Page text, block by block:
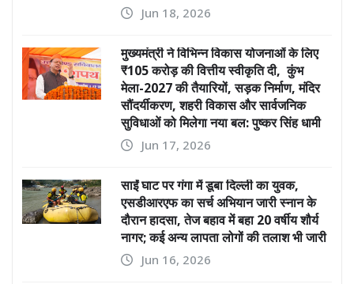
Jun 18, 2026
मुख्यमंत्री ने विभिन्न विकास योजनाओं के लिए
₹105 करोड़ की वित्तीय स्वीकृति दी, कुंभ
मेला-2027 की तैयारियों, सड़क निर्माण, मंदिर
सौंदर्यीकरण, शहरी विकास और सार्वजनिक
सुविधाओं को मिलेगा नया बल: पुष्कर सिंह धामी
Jun 17, 2026
साईं घाट पर गंगा में डूबा दिल्ली का युवक,
एसडीआरएफ का सर्च अभियान जारी स्नान के
दौरान हादसा, तेज बहाव में बहा 20 वर्षीय शौर्य
नागर; कई अन्य लापता लोगों की तलाश भी जारी
Jun 16, 2026